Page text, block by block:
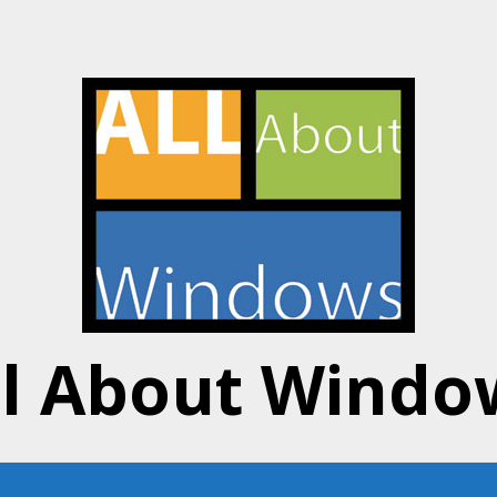
About